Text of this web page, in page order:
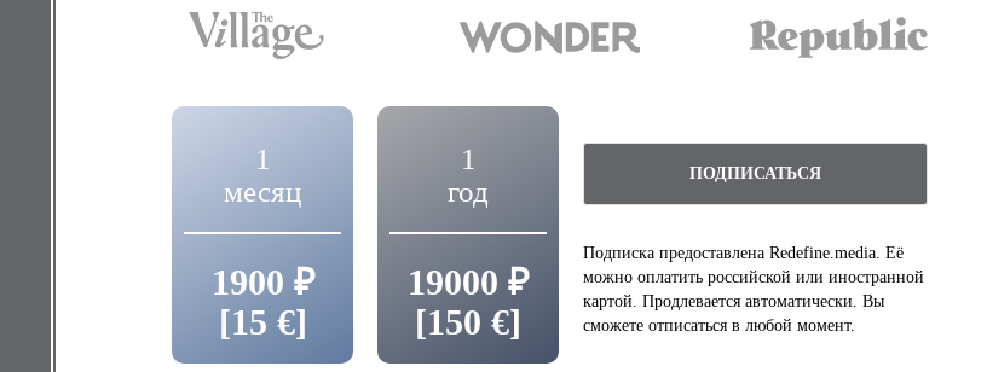
1
месяц
1900 ₽
[15 €]
1
год
19000 ₽
[150 €]
ПОДПИСАТЬСЯ
Подписка предоставлена Redefine.media. Её
можно оплатить российской или иностранной
картой. Продлевается автоматически. Вы
сможете отписаться в любой момент.